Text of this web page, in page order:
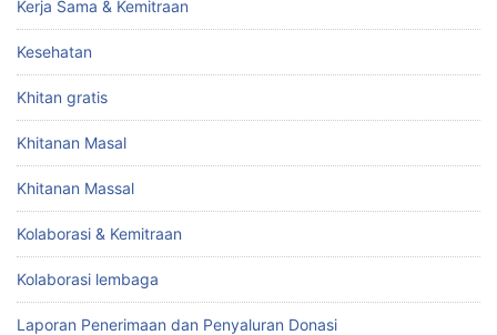
Kerja Sama & Kemitraan
Kesehatan
Khitan gratis
Khitanan Masal
Khitanan Massal
Kolaborasi & Kemitraan
Kolaborasi lembaga
Laporan Penerimaan dan Penyaluran Donasi